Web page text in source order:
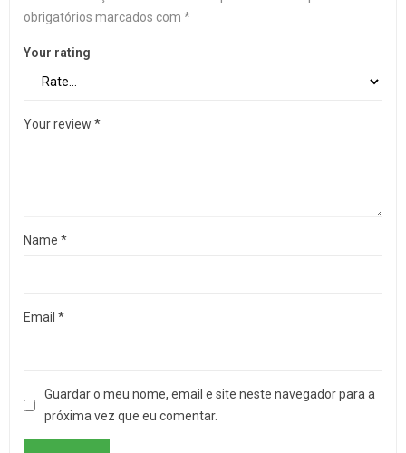
obrigatórios marcados com *
Your rating
Your review *
Name *
Email *
Guardar o meu nome, email e site neste navegador para a
próxima vez que eu comentar.